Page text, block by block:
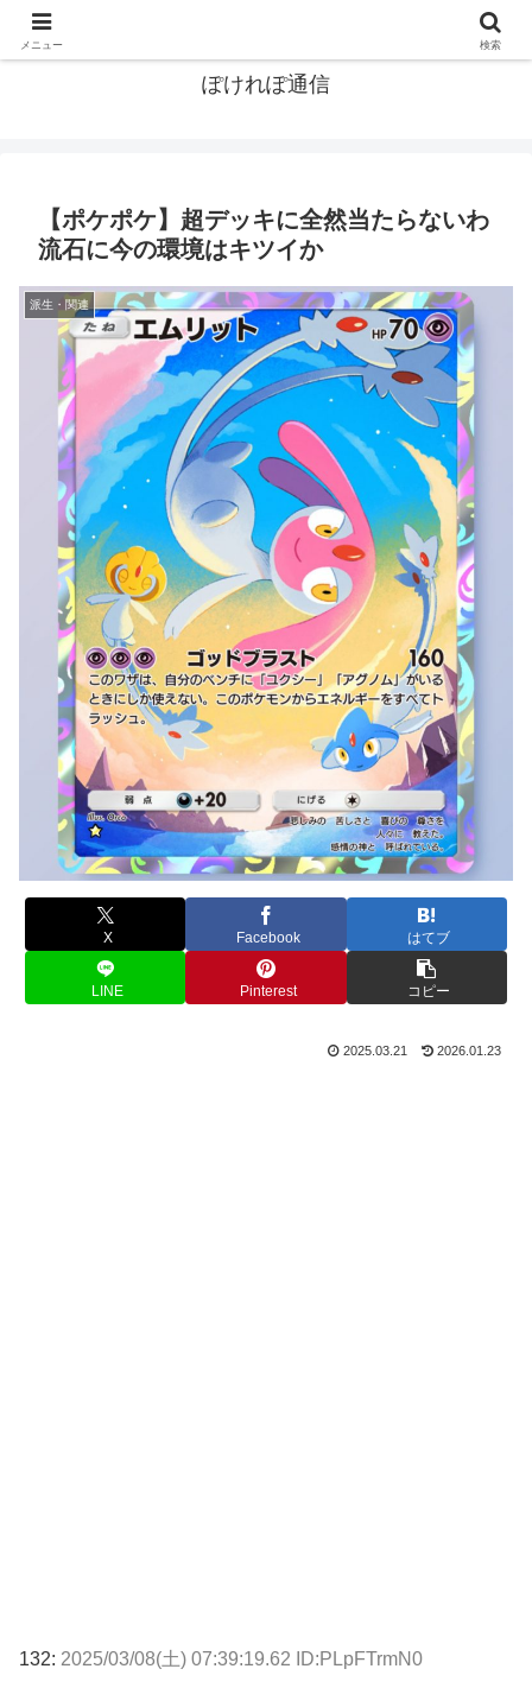
ぽけれぽ通信
【ポケポケ】超デッキに全然当たらないわ
流石に今の環境はキツイか
派生・関連
X Facebook はてブ
LINE Pinterest コピー
2025.03.21 2026.01.23
132: 2025/03/08(土) 07:39:19.62 ID:PLpFTrmN0
メニュー 検索